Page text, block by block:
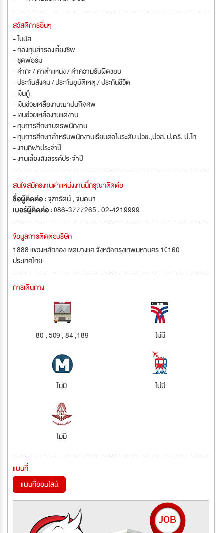
สวัสดิการอื่นๆ
- โบนัส
- กองทุนสำรองเลี้ยงชีพ
- ชุดฟอร์ม
- ค่ากะ / ค่าตำแหน่ง / ค่าความรับผิดชอบ
- ประกันสังคม / ประกันอุบัติเหตุ / ประกันชีวิต
- เงินกู้
- เงินช่วยเหลืองานฌาปนกิจศพ
- เงินช่วยเหลืองานแต่งาน
- ทุนการศึกษาบุตรพนักงาน
- ทุนการศึกษาสำหรับพนักงานเรียนต่อในระดับ ปวช.,ปวส. ป.ตรี, ป.โท
- งานกีฬาประจำปี
- งานเลี้ยงสังสรรค์ประจำปี
สนใจสมัครงานตำแหน่งงานนี้กรุณาติดต่อ
ชื่อผู้ติดต่อ :จุฑารัตน์ , จินตนา
เบอร์ผู้ติดต่อ :086-3777265 , 02-4219999
ข้อมูลการติดต่อบริษัท
1888 แขวงหลักสอง เขตบางแค จังหวัดกรุงเทพมหานคร 10160
ประเทศไทย
การเดินทาง
80 , 509 , 84 ,189 ไม่มี
ไม่มี ไม่มี
ไม่มี
แผนที่
แผนที่ออนไลน์